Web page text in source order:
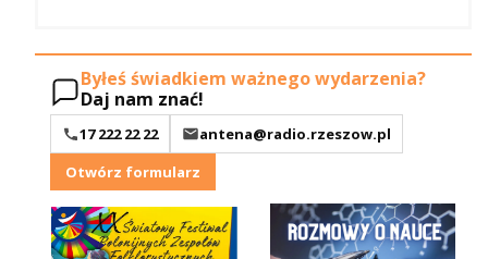
Byłeś świadkiem ważnego wydarzenia?
Daj nam znać!
17 222 22 22
antena@radio.rzeszow.pl
Otwórz formularz